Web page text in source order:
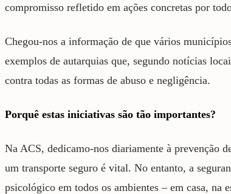
compromisso refletido em ações concretas por
Chegou-nos a informação de que vários
exemplos de autarquias que, segundo notícias
contra todas as formas de abuso e negligência.
Porquê estas iniciativas são tão importantes?
Na ACS, dedicamo-nos diariamente à prevenção
um transporte seguro é vital. No entanto, a
psicológico em todos os ambientes – em casa, na